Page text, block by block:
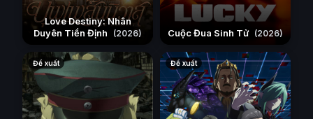
Love Destiny: Nhân
Duyên Tiền Định
(2026) Cuộc Đua Sinh Tử (2026)
Đề xuất Đề xuất